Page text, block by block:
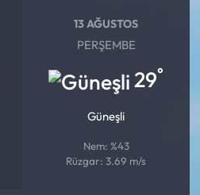
13 AĞUSTOS
PERŞEMBE
29°
Güneşli
Nem: %43
Rüzgar: 3.69 m/s